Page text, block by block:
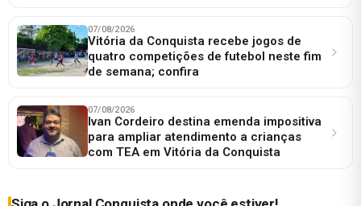
07/08/2026
Vitória da Conquista recebe jogos de
quatro competições de futebol neste fim
de semana; confira
07/08/2026
Ivan Cordeiro destina emenda impositiva
para ampliar atendimento a crianças
com TEA em Vitória da Conquista